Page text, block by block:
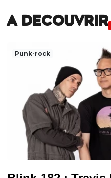
A DECOUVRIR
Punk-rock